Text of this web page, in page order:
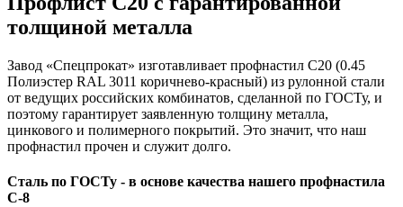
толщиной металла
Завод «Спецпрокат» изготавливает профнастил С20 (0.45
Полиэстер RAL 3011 коричнево-красный) из рулонной стали
от ведущих российских комбинатов, сделанной по ГОСТу, и
поэтому гарантирует заявленную толщину металла,
цинкового и полимерного покрытий. Это значит, что наш
профнастил прочен и служит долго.
Сталь по ГОСТу - в основе качества нашего профнастила
C-8